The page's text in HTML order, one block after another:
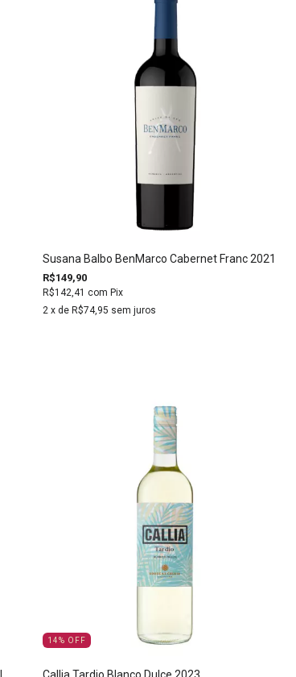
Susana Balbo BenMarco Cabernet Franc 2021
R$149,90
R$142,41com Pix
2 x de R$74,95 sem juros
14% OFF
Callia Tardio Blanco Dulce 2023